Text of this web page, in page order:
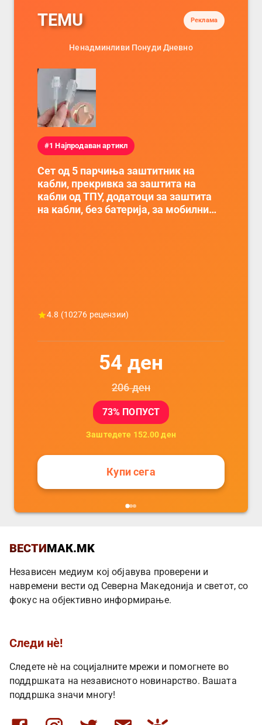
TEMU Реклама
Ненадминливи Понуди Дневно
#1 Најпродаван артикл
Сет од 5 парчиња заштитник на
кабли, прекривка за заштита на
кабли од ТПУ, додатоци за заштита
на кабли, без батерија, за мобилни
4.8 (10276 рецензии)
54 ден
206ден
73% ПОПУСТ
Заштедете 152.00 ден
Купи сега
ВЕСТИМАК.MK
Независен медиум кој објавува проверени и
навремени вести од Северна Македонија и светот, со
фокус на објективно информирање.
Следи нè!
Следете нè на социјалните мрежи и помогнете во
поддршката на независното новинарство. Вашата
поддршка значи многу!